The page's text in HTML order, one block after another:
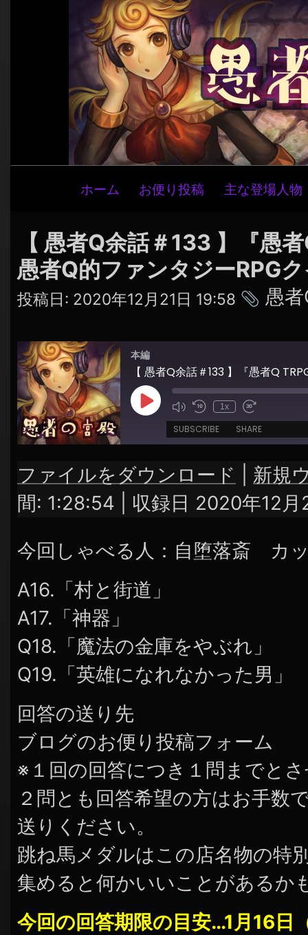
ビ
ゲ
ー
ョ
ン
ホーム お便り投稿 主な登場人物
【 愚者Q余話＃133 】『愚
愚者Q的ファンタジーRPG
投稿日: 2020年12月21日 19:58
タ
愚
本編
Play
Episode
1x
SUBSCRIBE SHARE
RSS FEED
SHARE
LINK
EMBED
ファイルをダウンロード
新規
間: 1:28:54
収録日 2020年12月
今回しゃべる人：自堕落斎 カ
A16.「村と街道」
A17.「神器」
Q18.「魔法の金庫をやぶれ」
Q19.「英雄になれなかった男」
回答の送り先
ブログのお便り投稿フォーム
※１回の回答につき１問までと
２問とも回答希望の方はお手数
送りください。
跳ね馬メダルはこの店名物の特
集めると何かいいことがあるか
今回の回答期限の目安…1月16日